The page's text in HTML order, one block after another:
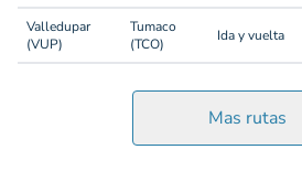
Valledupar
(VUP)
Tumaco
(TCO)
Ida y vuelta
Mas rutas